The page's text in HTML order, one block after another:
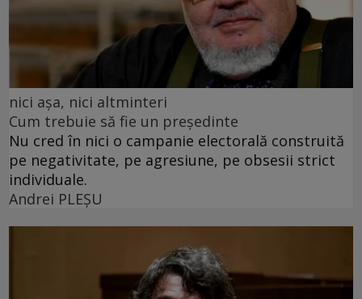
nici așa, nici altminteri
Cum trebuie să fie un președinte
Nu cred în nici o campanie electorală construită
pe negativitate, pe agresiune, pe obsesii strict
individuale.
Andrei PLEŞU